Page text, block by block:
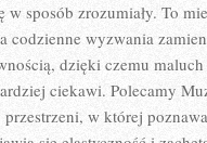
w sposób zrozumiały. To
codzienne wyzwania
dzięki czemu
ciekawi. Polecamy
w której